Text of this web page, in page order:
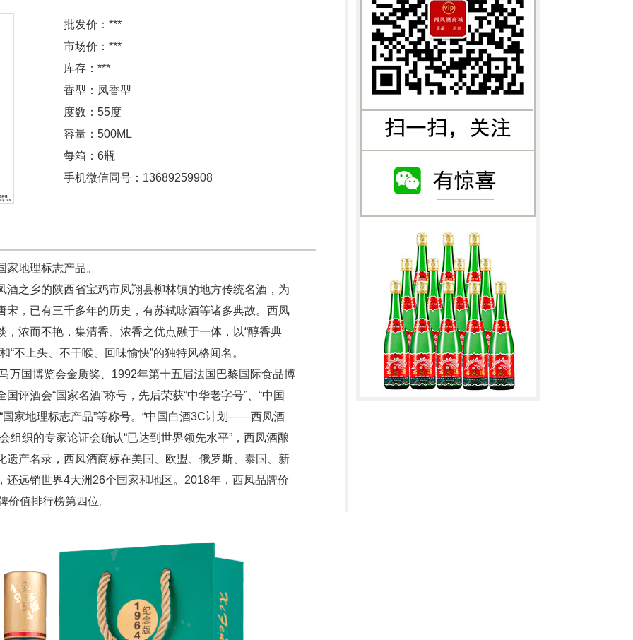
批发价： ***
市场价： ***
库存： ***
香型：凤香型
度数：55度
容量：500ML
每箱：6瓶
手机微信同号：13689259908
地理标志产品。
之乡的陕西省宝鸡市凤翔县柳林镇的地方传统名酒，为
宋，已有三千多年的历史，有苏轼咏酒等诸多典故。西凤
浓而不艳，集清香、浓香之优点融于一体，以“醇香典
“不上头、不干喉、回味愉快”的独特风格闻名。
国博览会金质奖、1992年第十五届法国巴黎国际食品博
评酒会“国家名酒”称号，先后荣获“中华老字号”、“中国
国家地理标志产品”等称号。“中国白酒3C计划——西凤酒
组织的专家论证会确认“已达到世界领先水平”，西凤酒酿
遗产名录，西凤酒商标在美国、欧盟、俄罗斯、泰国、新
还远销世界4大洲26个国家和地区。2018年，西凤品牌价
价值排行榜第四位。